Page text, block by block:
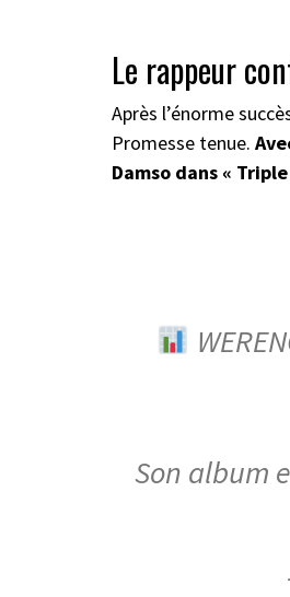
Le rappeur
Après l’énorme
Promesse tenue.
Damso dans « Triple
Son album